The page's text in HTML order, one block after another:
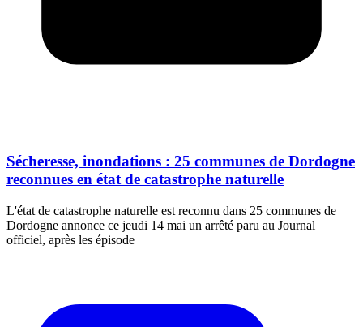
Sécheresse, inondations : 25 communes de Dordogne
reconnues en état de catastrophe naturelle
L'état de catastrophe naturelle est reconnu dans 25 communes de
Dordogne annonce ce jeudi 14 mai un arrêté paru au Journal
officiel, après les épisode